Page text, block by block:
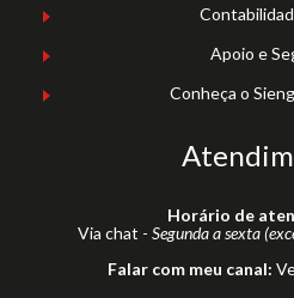
Apoio e
Conheça o
Horário de
Via chat - Segunda a sexta
Falar com meu canal: